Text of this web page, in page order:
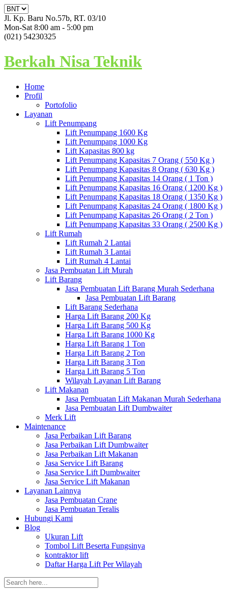
Jl. Kp. Baru No.57b, RT. 03/10
Mon-Sat 8:00 am - 5:00 pm
(021) 54230325
Berkah Nisa Teknik
Home
Profil
Portofolio
Layanan
Lift Penumpang
Lift Penumpang 1600 Kg
Lift Penumpang 1000 Kg
Lift Kapasitas 800 kg
Lift Penumpang Kapasitas 7 Orang ( 550 Kg )
Lift Penumpang Kapasitas 8 Orang ( 630 Kg )
Lift Penumpang Kapasitas 14 Orang ( 1 Ton )
Lift Penumpang Kapasitas 16 Orang ( 1200 Kg )
Lift Penumpang Kapasitas 18 Orang ( 1350 Kg )
Lift Penumpang Kapasitas 24 Orang ( 1800 Kg )
Lift Penumpang Kapasitas 26 Orang ( 2 Ton )
Lift Penumpang Kapasitas 33 Orang ( 2500 Kg )
Lift Rumah
Lift Rumah 2 Lantai
Lift Rumah 3 Lantai
Lift Rumah 4 Lantai
Jasa Pembuatan Lift Murah
Lift Barang
Jasa Pembuatan Lift Barang Murah Sederhana
Jasa Pembuatan Lift Barang
Lift Barang Sederhana
Harga Lift Barang 200 Kg
Harga Lift Barang 500 Kg
Harga Lift Barang 1000 Kg
Harga Lift Barang 1 Ton
Harga Lift Barang 2 Ton
Harga Lift Barang 3 Ton
Harga Lift Barang 5 Ton
Wilayah Layanan Lift Barang
Lift Makanan
Jasa Pembuatan Lift Makanan Murah Sederhana
Jasa Pembuatan Lift Dumbwaiter
Merk Lift
Maintenance
Jasa Perbaikan Lift Barang
Jasa Perbaikan Lift Dumbwaiter
Jasa Perbaikan Lift Makanan
Jasa Service Lift Barang
Jasa Service Lift Dumbwaiter
Jasa Service Lift Makanan
Layanan Lainnya
Jasa Pembuatan Crane
Jasa Pembuatan Teralis
Hubungi Kami
Blog
Ukuran Lift
Tombol Lift Beserta Fungsinya
kontraktor lift
Daftar Harga Lift Per Wilayah